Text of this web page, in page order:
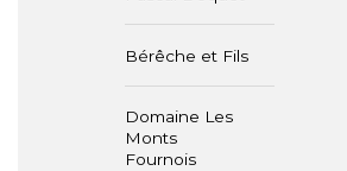
Bérêche et Fils
Domaine Les
Monts
Fournois